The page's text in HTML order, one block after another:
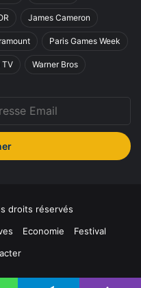
James Cameron
Paris Games Week
TV Warner Bros
droits réservés
Economie
Festival